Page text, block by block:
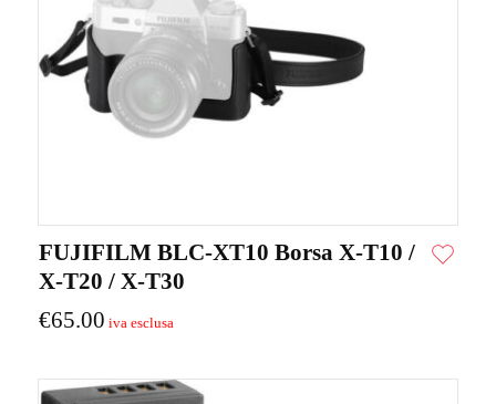
FUJIFILM BLC-XT10 Borsa X-T10 /
X-T20 / X-T30
€65.00